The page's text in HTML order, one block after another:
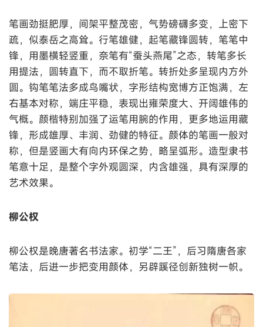
笔画劲挺肥厚，间架平整茂密，气势磅礴多变，上密下
疏，似泰岳之高耸。行笔雄健，起笔藏锋圆转，笔笔中
锋，用墨横轻竖重，奈笔有“蚕头燕尾”之态，转笔多长
用提法，圆转直下，而不取折笔。转折处多呈现内方外
圆。钩笔笔法多成鸟嘴状，字形结构宽博方正饱满，左
右基本对称，端庄平稳，表现出雍荣度大、开阔雄伟的
气概。颜楷特别加强了运笔用腕的作用，更多地运用藏
锋，形成雄厚、丰润、劲健的特征。颜体的笔画一般对
称，但是竖画大有向内环保之势，略呈弧形。造型隶书
笔意十足，是整个字外观圆深，内含雄强，具有深厚的
艺术效果。
柳公权
柳公权是晚唐著名书法家。初学“二王”，后习隋唐各家
笔法，后进一步把变用颜体，另辟蹊径创新独树一帜。